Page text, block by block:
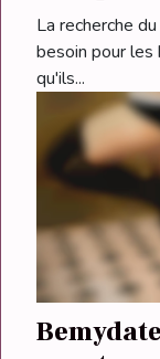
La recherche
besoin pour les
qu'ils...